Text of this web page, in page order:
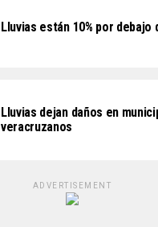
Lluvias están 10% por debajo
Lluvias dejan daños en
veracruzanos
ADVERTISEMENT